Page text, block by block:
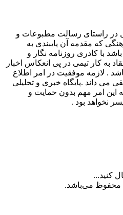
در راستای رسالت مطبوعات و
که مقدمه آن پایبندی به
با کادری روزنامه نگار و
به کار تیمی در پی انعکاس اخبار
. لازمه موفقیت در امر اطلاع
می داند .پایگاه خبری و تحلیلی
این امر مهم بدون حمایت و
نخواهد بود .
کنید...
محفوظ می‌باشد.